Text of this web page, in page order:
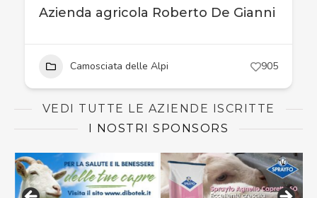
Azienda agricola Roberto De Gianni
Camosciata delle Alpi 905
VEDI TUTTE LE AZIENDE ISCRITTE
I NOSTRI SPONSORS